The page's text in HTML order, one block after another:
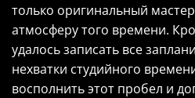
только оригинальный
атмосферу того времени.
удалось записать все
нехватки студийного
восполнить этот пробел и